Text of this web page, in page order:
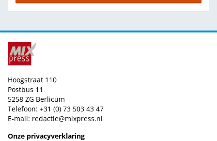
Hoogstraat 110
Postbus 11
5258 ZG Berlicum
Telefoon: +31 (0) 73 503 43 47
E-mail: redactie@mixpress.nl
Onze privacyverklaring